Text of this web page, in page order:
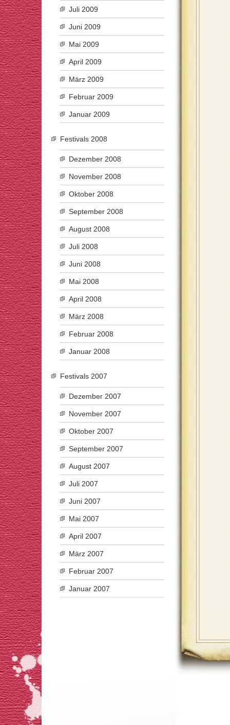
Juli 2009
Juni 2009
Mai 2009
April 2009
März 2009
Februar 2009
Januar 2009
Festivals 2008
Dezember 2008
November 2008
Oktober 2008
September 2008
August 2008
Juli 2008
Juni 2008
Mai 2008
April 2008
März 2008
Februar 2008
Januar 2008
Festivals 2007
Dezember 2007
November 2007
Oktober 2007
September 2007
August 2007
Juli 2007
Juni 2007
Mai 2007
April 2007
März 2007
Februar 2007
Januar 2007